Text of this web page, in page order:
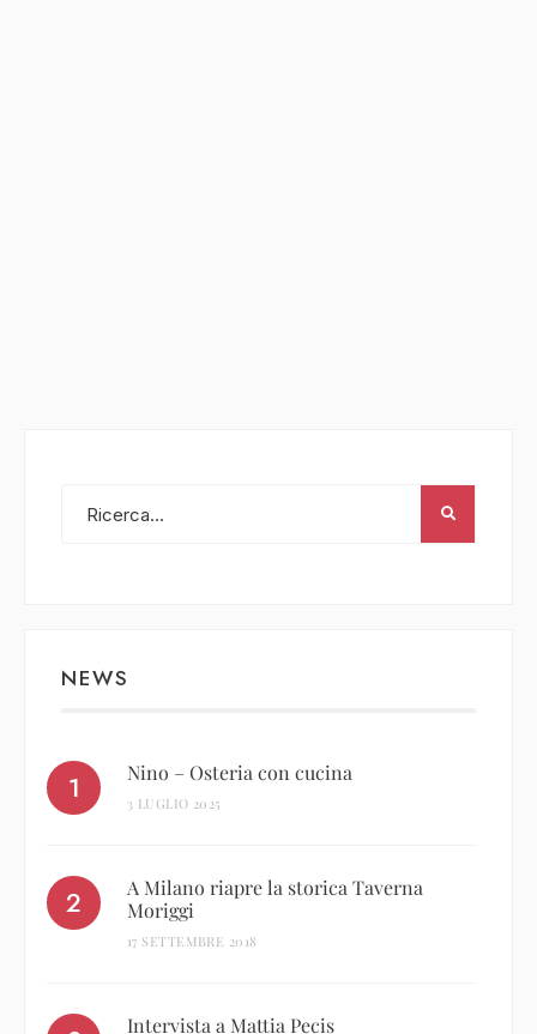
NEWS
Nino – Osteria con cucina
3 LUGLIO 2025
A Milano riapre la storica Taverna
Moriggi
17 SETTEMBRE 2018
Intervista a Mattia Pecis